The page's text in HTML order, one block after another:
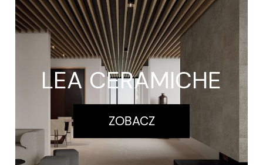
LEA CERAMICHE
ZOBACZ